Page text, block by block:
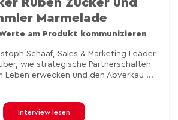
Marmelade
am Produkt kommunizieren
Schaaf, Sales & Marketing Leader
wie strategische Partnerschaften
Leben erwecken und den Abverkau ...
Interview lesen